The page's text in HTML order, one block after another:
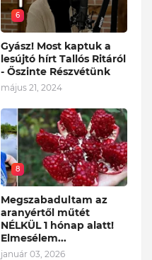
6
Gyász! Most kaptuk a
lesújtó hírt Tallós Ritáról
- Őszinte Részvétünk
május 21, 2024
8
Megszabadultam az
aranyértől műtét
NÉLKÜL 1 hónap alatt!
Elmesélem...
január 03, 2026